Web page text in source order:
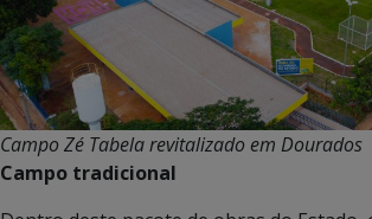
Campo Zé Tabela revitalizado em Dourados
Campo tradicional